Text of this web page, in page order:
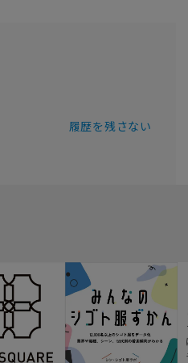
履歴を残さない